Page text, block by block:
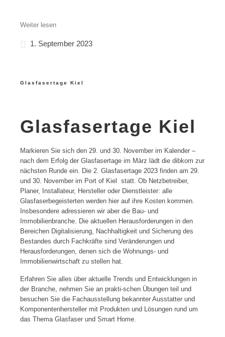
Weiter lesen
1. September 2023
Glasfasertage Kiel
Glasfasertage Kiel
Markieren Sie sich den 29. und 30. November im Kalender –
nach dem Erfolg der Glasfasertage im März lädt die dibkom zur
nächsten Runde ein. Die 2. Glasfasertage 2023 finden am 29.
und 30. November im Port of Kiel statt. Ob Netzbetreiber,
Planer, Installateur, Hersteller oder Dienstleister: alle
Glasfaserbegeisterten werden hier auf ihre Kosten kommen.
Insbesondere adressieren wir aber die Bau- und
Immobilienbranche. Die aktuellen Herausforderungen in den
Bereichen Digitalisierung, Nachhaltigkeit und Sicherung des
Bestandes durch Fachkräfte sind Veränderungen und
Herausforderungen, denen sich die Wohnungs- und
Immobilienwirtschaft zu stellen hat.
Erfahren Sie alles über aktuelle Trends und Entwicklungen in
der Branche, nehmen Sie an prakti-schen Übungen teil und
besuchen Sie die Fachausstellung bekannter Ausstatter und
Komponentenhersteller mit Produkten und Lösungen rund um
das Thema Glasfaser und Smart Home.